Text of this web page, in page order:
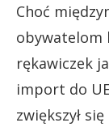
Choć
obywatelom
rękawiczek
import do
zwiększył